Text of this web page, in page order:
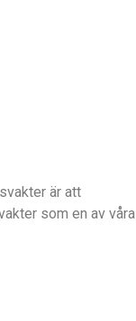
är att
som en av våra